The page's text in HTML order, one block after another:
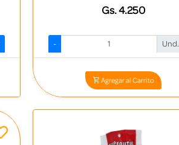
Gs. 4.250
- Und.
Agregar al Carrito